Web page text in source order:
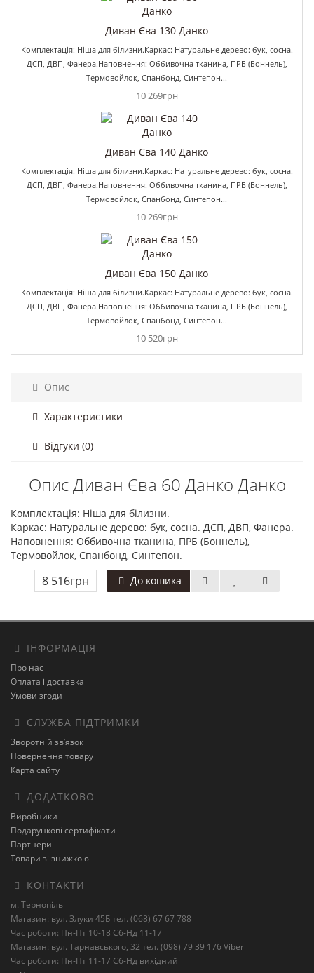
Диван Єва 130 Данко
Комплектація: Ніша для білизни.Каркас: Натуральне дерево: бук, сосна.
ДСП, ДВП, Фанера.Наповнення: Оббивочна тканина, ПРБ (Боннель),
Термовойлок, Спанбонд, Синтепон...
10 269грн
Диван Єва 140 Данко
Комплектація: Ніша для білизни.Каркас: Натуральне дерево: бук, сосна.
ДСП, ДВП, Фанера.Наповнення: Оббивочна тканина, ПРБ (Боннель),
Термовойлок, Спанбонд, Синтепон...
10 269грн
Диван Єва 150 Данко
Комплектація: Ніша для білизни.Каркас: Натуральне дерево: бук, сосна.
ДСП, ДВП, Фанера.Наповнення: Оббивочна тканина, ПРБ (Боннель),
Термовойлок, Спанбонд, Синтепон...
10 520грн
Опис
Характеристики
Відгуки (0)
Опис Диван Єва 60 Данко Данко
Комплектація: Ніша для білизни.
Каркас: Натуральне дерево: бук, сосна. ДСП, ДВП, Фанера.
Наповнення: Оббивочна тканина, ПРБ (Боннель),
Термовойлок, Спанбонд, Синтепон.
8 516грн До кошика
ІНФОРМАЦІЯ
Про нас
Оплата і доставка
Умови згоди
СЛУЖБА ПІДТРИМКИ
Зворотній зв’язок
Повернення товару
Карта сайту
ДОДАТКОВО
Виробники
Подарункові сертифікати
Партнери
Товари зі знижкою
КОНТАКТИ
м. Тернопіль
Магазин: вул. Злуки 45Б тел. (068) 67 67 788
Час роботи: Пн-Пт 10-18 Сб-Нд 11-17
Магазин: вул. Тарнавського, 32 тел. (098) 79 39 176 Viber
Час роботи: Пн-Пт 11-17 Сб-Нд вихідний